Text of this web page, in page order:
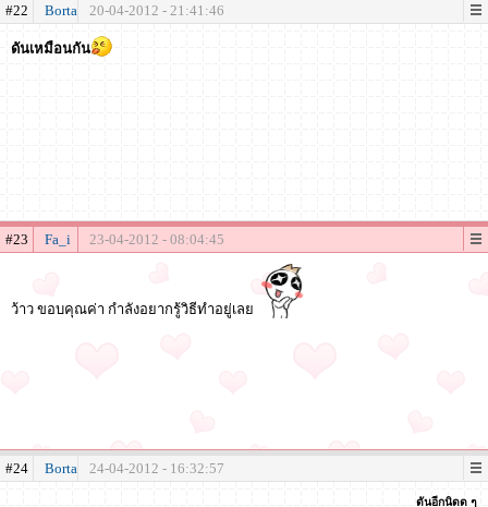
#22 Borta 20-04-2012 - 21:41:46
ดันเหมือนกัน
#23 Fa_i 23-04-2012 - 08:04:45
ว้าว ขอบคุณค่า กำลังอยากรู้วิธีทำอยู่เลย
#24 Borta 24-04-2012 - 16:32:57
ดันอีกนิดด ๆ